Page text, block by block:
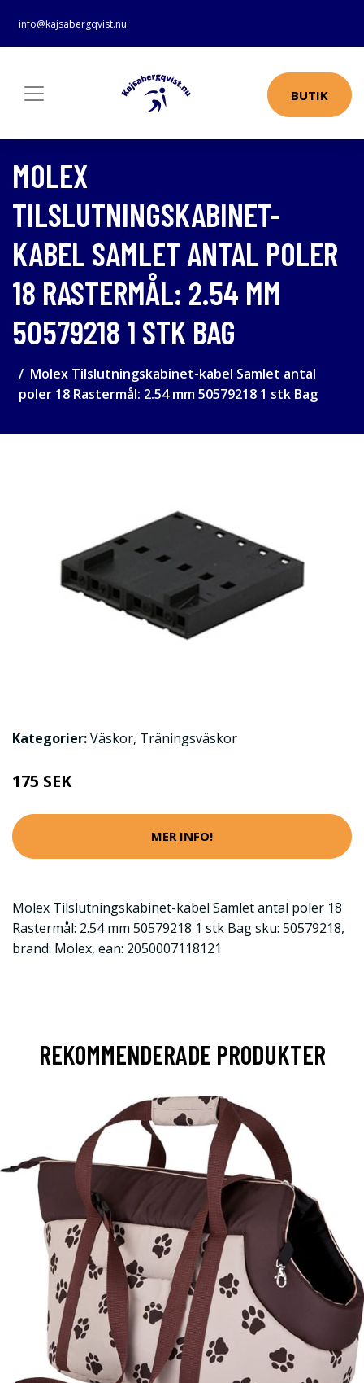
info@kajsabergqvist.nu
BUTIK
MOLEX
TILSLUTNINGSKABINET-
KABEL SAMLET ANTAL POLER
18 RASTERMÅL: 2.54 MM
50579218 1 STK BAG
Molex Tilslutningskabinet-kabel Samlet antal
poler 18 Rastermål: 2.54 mm 50579218 1 stk Bag
Kategorier:Väskor, Träningsväskor
175 SEK
MER INFO!
Molex Tilslutningskabinet-kabel Samlet antal poler 18
Rastermål: 2.54 mm 50579218 1 stk Bag sku: 50579218,
brand: Molex, ean: 2050007118121
REKOMMENDERADE PRODUKTER